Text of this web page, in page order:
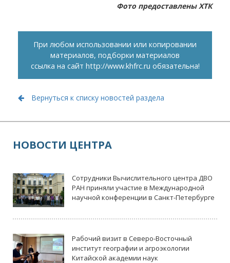
Фото предоставлены ХТК
При любом использовании или копировании
материалов, подборки материалов
ссылка на сайт http://www.khfrc.ru обязательна!
Вернуться к списку новостей раздела
НОВОСТИ ЦЕНТРА
Сотрудники Вычислительного центра ДВО
РАН приняли участие в Международной
научной конференции в Санкт-Петербурге
Рабочий визит в Северо-Восточный
институт географии и агроэкологии
Китайской академии наук